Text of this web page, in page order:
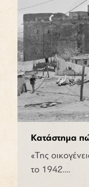
Κατάστημα
«Της
το 1942.…